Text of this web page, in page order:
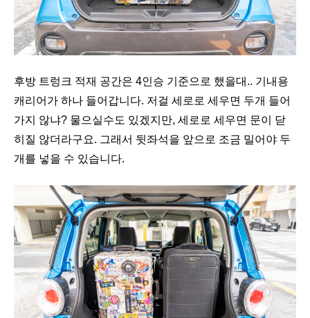
후방 트렁크 적재 공간은 4인승 기준으로 했을대.. 기내용
캐리어가 하나 들어갑니다. 저걸 세로로 세우면 두개 들어
가지 않냐? 물으실수도 있겠지만, 세로로 세우면 문이 닫
히질 않더라구요. 그래서 뒷좌석을 앞으로 조금 밀어야 두
개를 넣을 수 있습니다.